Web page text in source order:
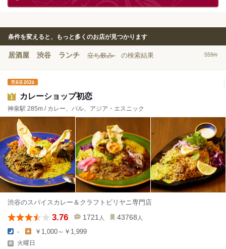
条件を変えると、もっと多くのお店が見つかります
居酒屋 渋谷 ランチ 立ち飲み の検索結果 559件
1 カレーショップ初恋
神泉駅 285m / カレー、バル、アジア・エスニック
渋谷のスパイスカレー＆クラフトビリヤニ専門店
3.76 1721 人 43768 人
- ￥1,000～￥1,999
火曜日